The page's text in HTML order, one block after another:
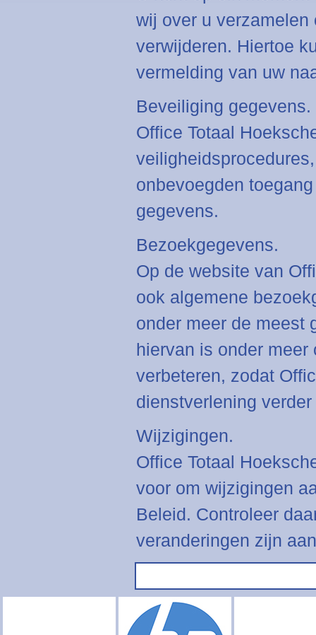
wij over u verzamelen
verwijderen. Hiertoe
vermelding van uw
Beveiliging gegevens.
Office Totaal
onbevoegden
gegevens.
Bezoekgegevens.
Op de website van
ook algemene
onder meer de meest
hiervan is onder
verbeteren, zodat
dienstverlening
Wijzigingen.
Office Totaal
voor om wijzigingen
Beleid. Controleer
veranderingen zijn